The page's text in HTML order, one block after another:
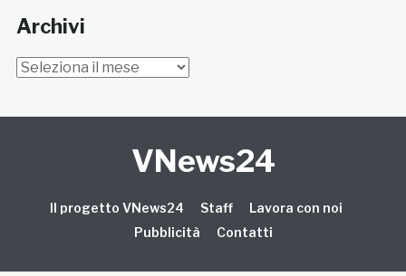
Archivi
Archivi
VNews24
Il progetto VNews24 Staff
Lavora con noi
Pubblicità
Contatti